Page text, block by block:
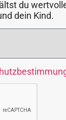
du
dein Kind.